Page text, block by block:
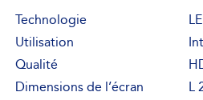
Technologie
Utilisation
Qualité
Dimensions de l’écran
L